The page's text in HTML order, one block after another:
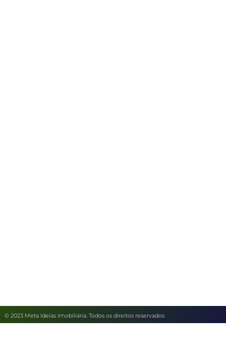
© 2023 Meta Ideias Imobiliária. Todos os direitos reservados